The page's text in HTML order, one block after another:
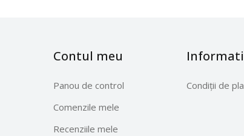
Contul meu
Panou de control
Comenzile mele
Recenziile mele
Condiții de